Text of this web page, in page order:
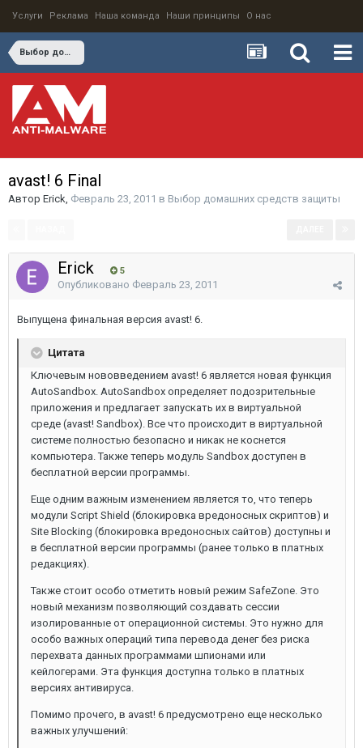
Услуги Реклама Наша команда Наши принципы О нас
Выбор домашних средств защиты
avast! 6 Final
Автор Erick, Февраль 23, 2011 в Выбор домашних средств защиты
Erick 5
Опубликовано Февраль 23, 2011
Выпущена финальная версия avast! 6.
Цитата
Ключевым нововведением avast! 6 является новая функция
AutoSandbox. AutoSandbox определяет подозрительные
приложения и предлагает запускать их в виртуальной
среде (avast! Sandbox). Все что происходит в виртуальной
системе полностью безопасно и никак не коснется
компьютера. Также теперь модуль Sandbox доступен в
бесплатной версии программы.
Еще одним важным изменением является то, что теперь
модули Script Shield (блокировка вредоносных скриптов) и
Site Blocking (блокировка вредоносных сайтов) доступны и
в бесплатной версии программы (ранее только в платных
редакциях).
Также стоит особо отметить новый режим SafeZone. Это
новый механизм позволяющий создавать сессии
изолированные от операционной системы. Это нужно для
особо важных операций типа перевода денег без риска
перехвата данных программами шпионами или
кейлогерами. Эта функция доступна только в платных
версиях антивируса.
Помимо прочего, в avast! 6 предусмотрено еще несколько
важных улучшений: